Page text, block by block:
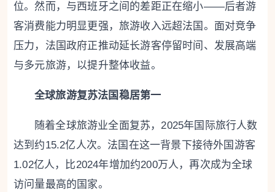
位。然而，与西班牙之间的差距正在缩小——后者游
客消费能力明显更强，旅游收入远超法国。面对竞争
压力，法国政府正推动延长游客停留时间、发展高端
与多元旅游，以提升整体收益。
全球旅游复苏法国稳居第一
随着全球旅游业全面复苏，2025年国际旅行人数
达到约15.2亿人次。法国在这一背景下接待外国游客
1.02亿人，比2024年增加约200万人，再次成为全球
访问量最高的国家。